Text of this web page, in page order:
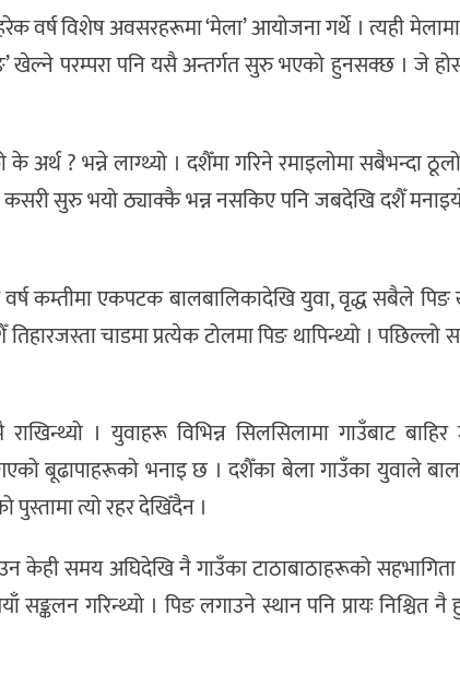
वर्ष विशेष अवसरहरूमा ‘मेला’ आयोजना गर्थे । त्यही
खेल्ने परम्परा पनि यसै अन्तर्गत सुरु भएको हुनसक्छ । जे
? भन्ने लाग्थ्यो । दशैँमा गरिने रमाइलोमा सबैभन्दा
कसरी सुरु भयो ठ्याक्कै भन्न नसकिए पनि जबदेखि दशैँ
वर्ष कम्तीमा एकपटक बालबालिकादेखि युवा, वृद्ध सबैले
चाडमा प्रत्येक टोलमा पिङ थापिन्थ्यो ।
। युवाहरू विभिन्न सिलसिलामा गाउँबाट
बूढापाहरूको भनाइ छ । दशैँका बेला गाउँका युवाले
त्यो रहर देखिँदैन ।
समय अघिदेखि नै गाउँका टाठाबाठाहरूको सहभागिता
गरिन्थ्यो । पिङ लगाउने स्थान पनि प्रायः निश्चित नै